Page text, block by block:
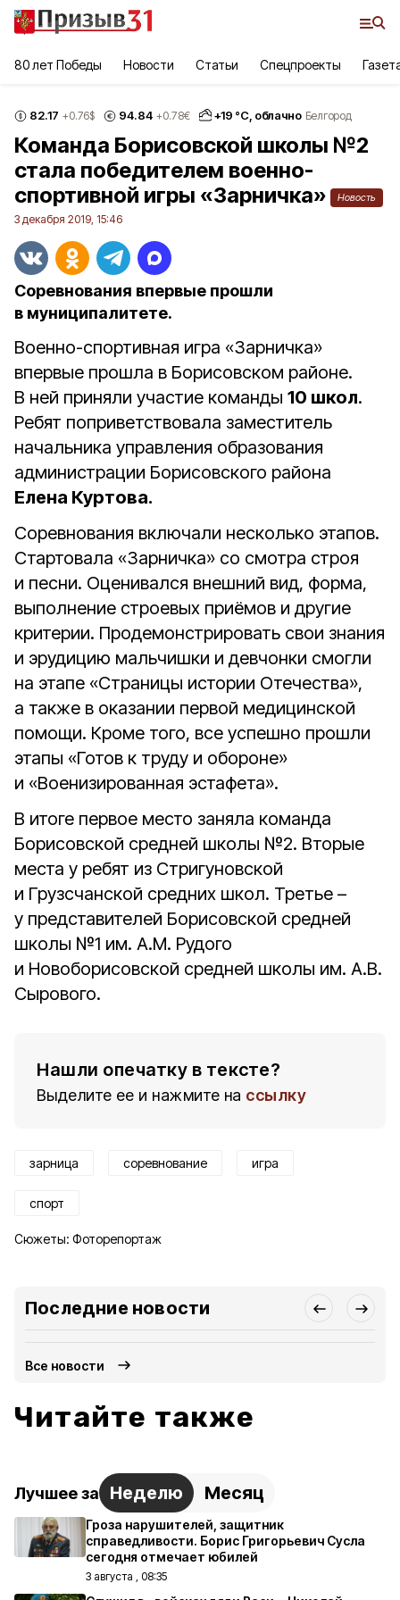
80 лет Победы Новости Статьи Спецпроекты
82.17 +0.76$ 94.84 +0.78€ +19 °С, облачно Белгород
Команда Борисовской школы №2
стала победителем военно-
спортивной игры «Зарничка»
Новость
3 декабря 2019, 15:46
Соревнования впервые прошли
в муниципалитете.
Военно-спортивная игра «Зарничка»
впервые прошла в Борисовском районе.
В ней приняли участие команды 10 школ.
Ребят поприветствовала заместитель
начальника управления образования
администрации Борисовского района
Елена Куртова.
Соревнования включали несколько этапов.
Стартовала «Зарничка» со смотра строя
и песни. Оценивался внешний вид, форма,
выполнение строевых приёмов и другие
критерии. Продемонстрировать свои знания
и эрудицию мальчишки и девчонки смогли
на этапе «Страницы истории Отечества»,
а также в оказании первой медицинской
помощи. Кроме того, все успешно прошли
этапы «Готов к труду и обороне»
и «Военизированная эстафета».
В итоге первое место заняла команда
Борисовской средней школы №2. Вторые
места у ребят из Стригуновской
и Грузсчанской средних школ. Третье –
у представителей Борисовской средней
школы №1 им. А.М. Рудого
и Новоборисовской средней школы им. А.В.
Сырового.
Нашли опечатку в тексте?
Выделите ее и нажмите на ссылку
зарница соревнование игра
спорт
Сюжеты: Фоторепортаж
Последние новости
Все новости
Читайте также
Лучшее за Неделю Месяц
Гроза нарушителей, защитник
справедливости. Борис Григорьевич Сусла
сегодня отмечает юбилей
3 августа , 08:35